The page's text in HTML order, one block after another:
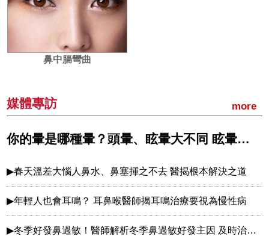
鼻中膈彎曲
媒體專訪 more
你的暈是哪種暈？頭暈、眩暈大不同 眩暈又分兩大類型
春天溫差大惱人鼻水、鼻塞揮之不去 醫揭根本解決之道
年輕人也會耳鳴？ 耳鼻喉醫師揭耳鳴治療要視為慢性病
冬季好發鼻過敏！醫師解析冬季鼻過敏好發主因 及時治療遠離鼻過敏